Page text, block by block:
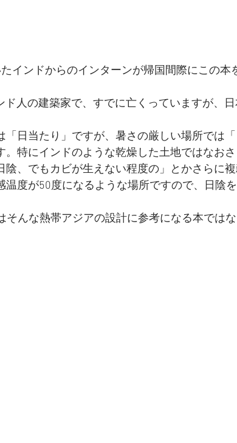
インドからのインターンが帰国間際にこの本
ド人の建築家で、すでに亡くっていますが、
「日当たり」ですが、暑さの厳しい場所では
特にインドのような乾燥した土地ではなおさ
陰、でもカビが生えない程度の」とかさらに
度が50度になるような場所ですので、日陰
はそんな熱帯アジアの設計に参考になる本では